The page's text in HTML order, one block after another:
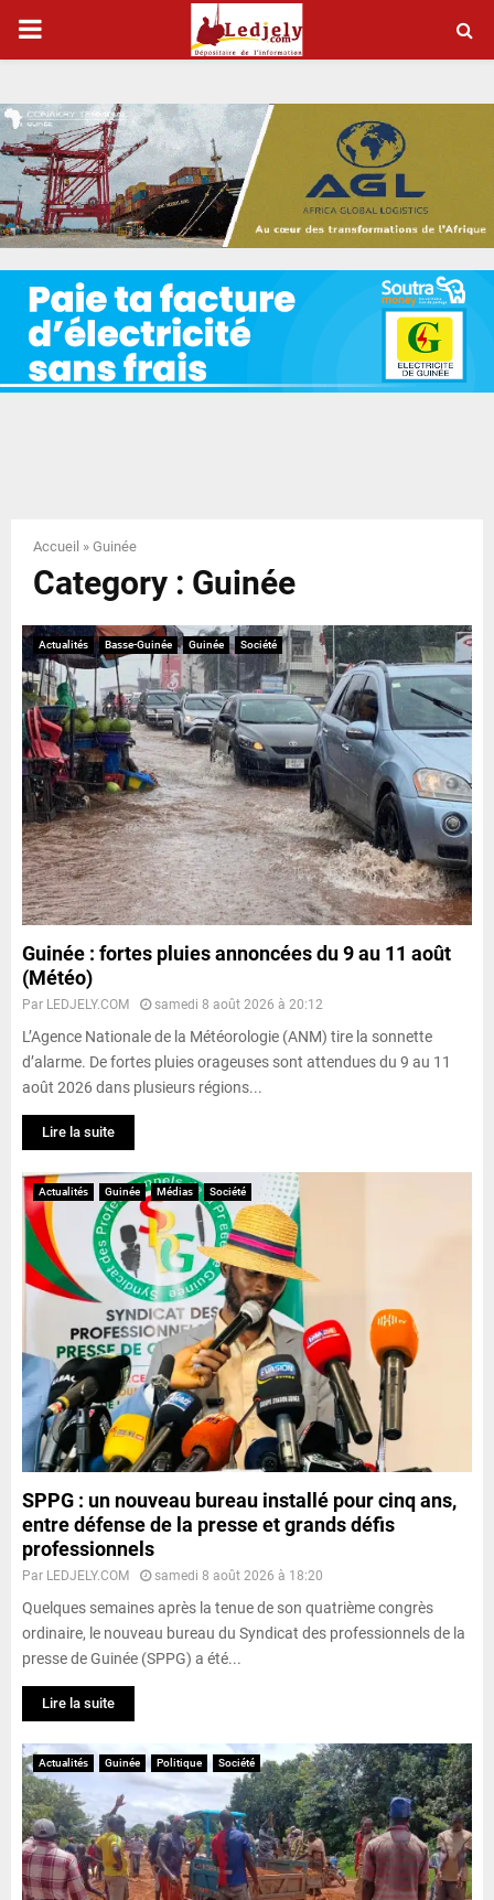
P
I
M
A
R
Y
N
U
Accueil » Guinée
Category : Guinée
Actualités Basse-Guinée Guinée Société
Guinée : fortes pluies annoncées du 9 au 11 août
(Météo)
Par LEDJELY.COM samedi 8 août 2026 à 20:12
L’Agence Nationale de la Météorologie (ANM) tire la sonnette
d’alarme. De fortes pluies orageuses sont attendues du 9 au 11
août 2026 dans plusieurs régions...
Lire la suite
Actualités Guinée Médias Société
SPPG : un nouveau bureau installé pour cinq ans,
entre défense de la presse et grands défis
professionnels
Par LEDJELY.COM samedi 8 août 2026 à 18:20
Quelques semaines après la tenue de son quatrième congrès
ordinaire, le nouveau bureau du Syndicat des professionnels de la
presse de Guinée (SPPG) a été...
Lire la suite
Actualités Guinée Politique Société